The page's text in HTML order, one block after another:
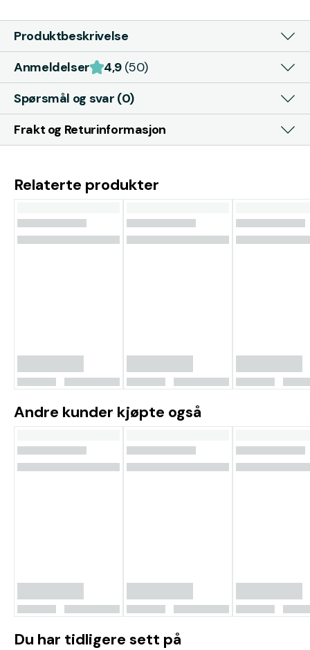
Produktbeskrivelse
Anmeldelser
4,9 (50)
Spørsmål og svar (0)
Frakt og Returinformasjon
Relaterte produkter
Andre kunder kjøpte også
Du har tidligere sett på